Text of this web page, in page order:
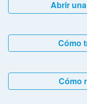
Abrir
Cómo
Cómo